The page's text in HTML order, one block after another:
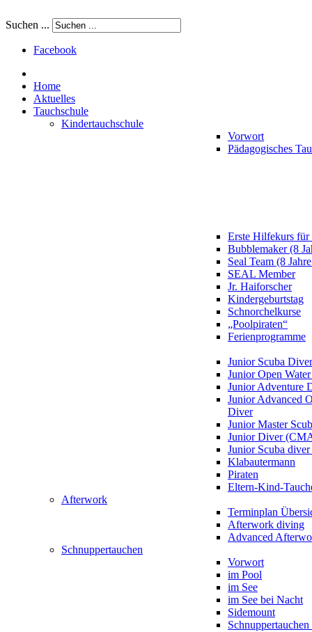
Suchen ...
Facebook
Home
Aktuelles
Tauchschule
Kindertauchschule
Vorwort
Pädagogisches
Erste Hilfekurs
Bubblemaker (8
Seal Team (8
SEAL Member
Jr. Haiforscher
Kindergeburtstag
Schnorchelkurse
„Poolpiraten“
Ferienprogramme
Junior Scuba Diver
Junior Open
Junior Adventure
Junior Advanced
Diver
Junior Master
Junior Diver
Junior Scuba
Klabautermann
Piraten
Eltern-Kind-
Afterwork
Terminplan
Afterwork diving
Advanced
Schnuppertauchen
Vorwort
im Pool
im See
im See bei Nacht
Sidemount